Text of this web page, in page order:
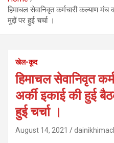
हिमाचल सेवानिवृत कर्मचारी कल्याण
मुद्दों पर हुई चर्चा ।
खेल-कूद
हिमाचल सेवानिवृत
अर्की इकाई की हुई
हुई चर्चा ।
August 14, 2021